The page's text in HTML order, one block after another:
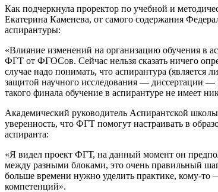
Как подчеркнула проректор по учебной и
Екатерина Каменева, от самого содержания
аспирантуры:
«Влияние изменений на организацию обучения в
ФГТ от ФГОСов. Сейчас нельзя сказать ничего
случае надо понимать, что аспирантура (является
защитой научного исследования — диссертации
такого финала обучение в аспирантуре не имеет
Академический руководитель Аспирантской
уверенность, что ФГТ помогут настраивать в
аспиранта:
«Я видел проект ФГТ, на данный момент он
между разными блоками, это очень правильный
больше времени нужно уделить практике, кому-то
компетенций».